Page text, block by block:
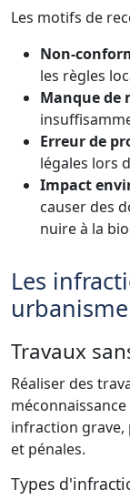
Les motifs de
Non-
les règles
Manque de
Erreur de
légales lors
Impact
causer des
nuire à la
Les
urbanisme
Travaux
Réaliser des
infraction grave,
et pénales.
Types